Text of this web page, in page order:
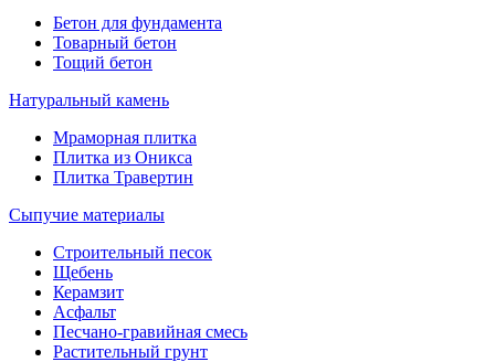
Бетон для фундамента
Товарный бетон
Тощий бетон
Натуральный камень
Мраморная плитка
Плитка из Оникса
Плитка Травертин
Сыпучие материалы
Строительный песок
Щебень
Керамзит
Асфальт
Песчано-гравийная смесь
Растительный грунт